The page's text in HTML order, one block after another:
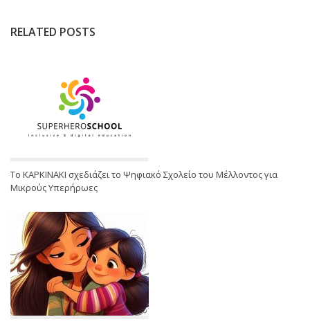
RELATED POSTS
Το ΚΑΡΚΙΝΑΚΙ σχεδιάζει το Ψηφιακό Σχολείο του Μέλλοντος για
Μικρούς Υπερήρωες